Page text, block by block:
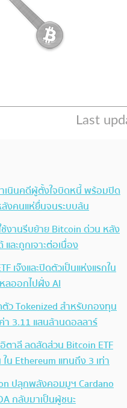
เนินคดีผู้ตั้งใจบิดหนี้ พร้อมปิด
งคนแห่ยื่นจนระบบล้น
งานรีบย้าย Bitcoin ด่วน หลัง
ละถูกเจาะต่อเนื่อง
เจ๊งและปิดตัวเป็นแห่งแรกใน
ลออกไปฝั่ง AI
ตัว Tokenized สำหรับกองทุน
า 3.11 แสนล้านดอลลาร์
าลี ลดสัดส่วน Bitcoin ETF
น Ethereum แทนถึง 3 เท่า
ปลุกพลังคอมมูฯ Cardano
กลับมาเป็นผู้ชนะ